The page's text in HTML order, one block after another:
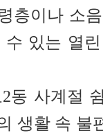
층이나 소
있는 열
동 사계절
생활 속 불